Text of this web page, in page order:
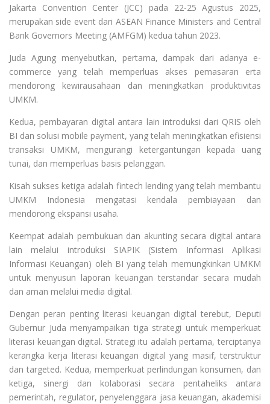
Jakarta Convention Center (JCC) pada 22-25 Agustus 2025,
merupakan side event dari ASEAN Finance Ministers and Central
Bank Governors Meeting (AMFGM) kedua tahun 2023.
Juda Agung menyebutkan, pertama, dampak dari adanya e-
commerce yang telah memperluas akses pemasaran erta
mendorong kewirausahaan dan meningkatkan produktivitas
UMKM.
Kedua, pembayaran digital antara lain introduksi dari QRIS oleh
BI dan solusi mobile payment, yang telah meningkatkan efisiensi
transaksi UMKM, mengurangi ketergantungan kepada uang
tunai, dan memperluas basis pelanggan.
Kisah sukses ketiga adalah fintech lending yang telah membantu
UMKM Indonesia mengatasi kendala pembiayaan dan
mendorong ekspansi usaha.
Keempat adalah pembukuan dan akunting secara digital antara
lain melalui introduksi SIAPIK (Sistem Informasi Aplikasi
Informasi Keuangan) oleh BI yang telah memungkinkan UMKM
untuk menyusun laporan keuangan terstandar secara mudah
dan aman melalui media digital.
Dengan peran penting literasi keuangan digital terebut, Deputi
Gubernur Juda menyampaikan tiga strategi untuk memperkuat
literasi keuangan digital. Strategi itu adalah pertama, terciptanya
kerangka kerja literasi keuangan digital yang masif, terstruktur
dan targeted. Kedua, memperkuat perlindungan konsumen, dan
ketiga, sinergi dan kolaborasi secara pentaheliks antara
pemerintah, regulator, penyelenggara jasa keuangan, akademisi